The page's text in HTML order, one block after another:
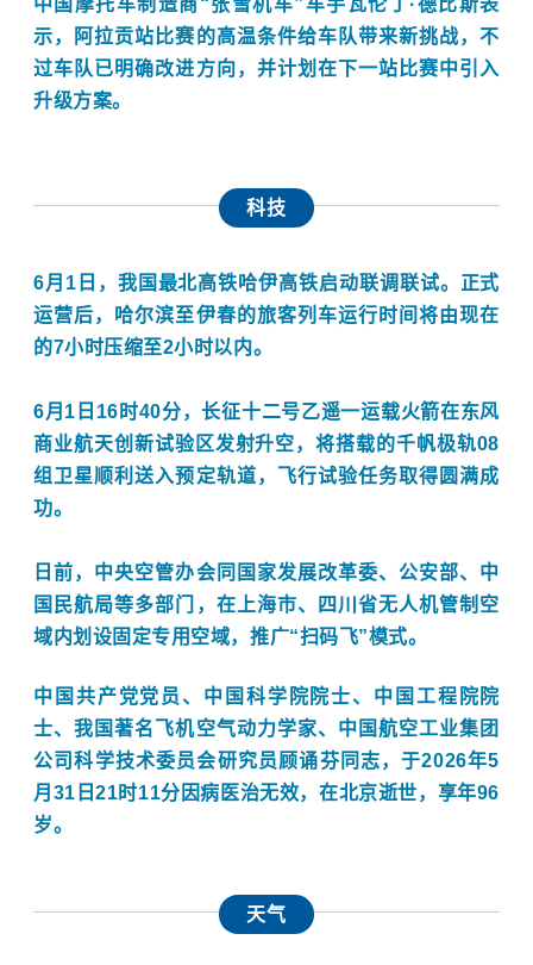
示，阿拉贡站比赛的高温条件给车队带来新挑战，不
过车队已明确改进方向，并计划在下一站比赛中引入
升级方案。
科技
6月1日，我国最北高铁哈伊高铁启动联调联试。正式
运营后，哈尔滨至伊春的旅客列车运行时间将由现在
的7小时压缩至2小时以内。
6月1日16时40分，长征十二号乙遥一运载火箭在东风
商业航天创新试验区发射升空，将搭载的千帆极轨08
组卫星顺利送入预定轨道，飞行试验任务取得圆满成
功。
日前，中央空管办会同国家发展改革委、公安部、中
国民航局等多部门，在上海市、四川省无人机管制空
域内划设固定专用空域，推广“扫码飞”模式。
中国共产党党员、 中国科学院 院士、中国工程院院
士、我国著名飞机空气动力学家、中国航空工业集团
公司科学技术委员会研究员顾诵芬同志，于2026年5
月31日21时11分因病医治无效，在北京逝世，享年96
岁。
天气